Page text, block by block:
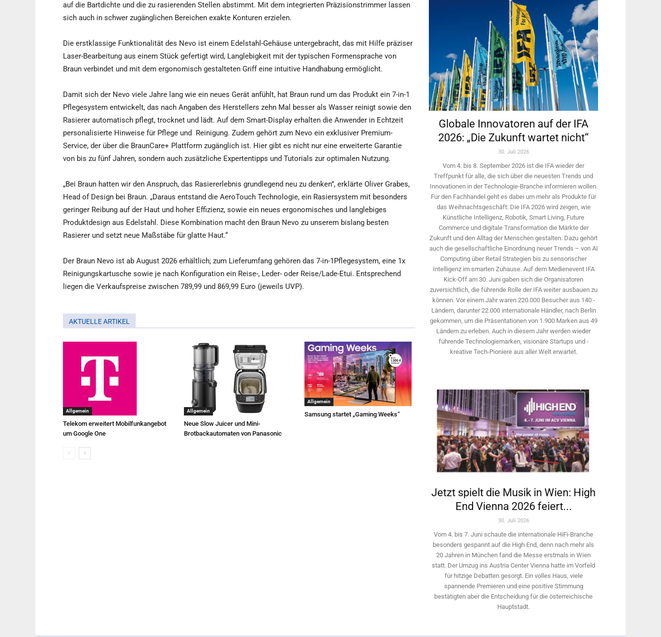
auf die Bartdichte und die zu rasierenden Stellen abstimmt. Mit dem integrierten Präzisionstrimmer lassen
sich auch in schwer zugänglichen Bereichen exakte Konturen erzielen.
Die erstklassige Funktionalität des Nevo ist einem Edelstahl-Gehäuse untergebracht, das mit Hilfe präziser
Laser-Bearbeitung aus einem Stück gefertigt wird, Langlebigkeit mit der typischen Formensprache von
Braun verbindet und mit dem ergonomisch gestalteten Griff eine intuitive Handhabung ermöglicht.
Damit sich der Nevo viele Jahre lang wie ein neues Gerät anfühlt, hat Braun rund um das Produkt ein 7-in-1
Pflegesystem entwickelt, das nach Angaben des Herstellers zehn Mal besser als Wasser reinigt sowie den
Rasierer automatisch pflegt, trocknet und lädt. Auf dem Smart-Display erhalten die Anwender in Echtzeit
personalisierte Hinweise für Pflege und Reinigung. Zudem gehört zum Nevo ein exklusiver Premium-
Service, der über die BraunCare+ Plattform zugänglich ist. Hier gibt es nicht nur eine erweiterte Garantie
von bis zu fünf Jahren, sondern auch zusätzliche Expertentipps und Tutorials zur optimalen Nutzung.
„Bei Braun hatten wir den Anspruch, das Rasiererlebnis grundlegend neu zu denken”, erklärte Oliver Grabes,
Head of Design bei Braun. „Daraus entstand die AeroTouch Technologie, ein Rasiersystem mit besonders
geringer Reibung auf der Haut und hoher Effizienz, sowie ein neues ergonomisches und langlebiges
Produktdesign aus Edelstahl. Diese Kombination macht den Braun Nevo zu unserem bislang besten
Rasierer und setzt neue Maßstäbe für glatte Haut.“
Der Braun Nevo ist ab August 2026 erhältlich; zum Lieferumfang gehören das 7-in-1Pflegesystem, eine 1x
Reinigungskartusche sowie je nach Konfiguration ein Reise-, Leder- oder Reise/Lade-Etui. Entsprechend
liegen die Verkaufspreise zwischen 789,99 und 869,99 Euro (jeweils UVP).
AKTUELLE ARTIKEL
Allgemein
Telekom erweitert Mobilfunkangebot
um Google One
Allgemein
Neue Slow Juicer und Mini-
Brotbackautomaten von Panasonic
Allgemein
Samsung startet „Gaming Weeks“
Globale Innovatoren auf der IFA
2026: „Die Zukunft wartet nicht“
30. Juli 2026
Vom 4. bis 8. September 2026 ist die IFA wieder der
Treffpunkt für alle, die sich über die neuesten Trends und
Innovationen in der Technologie-­Branche informieren wollen.
Für den Fachhandel geht es dabei um mehr als Produkte für
das Weihnachtsgeschäft: Die IFA 2026 wird ­zeigen, wie
Künstliche Intelligenz, Robotik, Smart Living, Future
Commerce und digitale Trans­formation die Märkte der
Zukunft und den Alltag der Menschen gestalten. Dazu gehört
auch die gesellschaftliche Einordnung neuer Trends – von AI
Computing über Retail Strategien bis zu sensorischer
Intelligenz im smarten Zuhause. Auf dem Medien­event IFA
Kick-Off am 30. Juni gaben sich die Organisatoren
zuversichtlich, die führende Rolle der IFA weiter ausbauen zu
können. Vor einem Jahr ­waren 220.000 Besucher aus 140 ­
Ländern, ­darunter 22.000 internationale Händler, nach Berlin
gekommen, um die Präsen­tationen von 1.900 Marken aus 49
Ländern zu erleben. Auch in diesem Jahr werden wieder
führende Technologiemarken, visionäre Startups und ­
kreative Tech-Pioniere aus aller Welt erwartet.
Jetzt spielt die Musik in Wien: High
End Vienna 2026 feiert...
30. Juli 2026
Vom 4. bis 7. Juni schaute die internationale HiFi-Branche
besonders gespannt auf die High End, denn nach mehr als
20 Jahren in München fand die Messe erstmals in Wien
statt. Der Umzug ins Austria Center Vienna hatte im Vorfeld
für hitzige Debatten gesorgt. Ein volles Haus, viele
spannende Premieren und eine positive Stimmung
bestätigten aber die Entscheidung für die österreichische
Hauptstadt.